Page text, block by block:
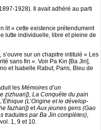
1928). Il avait adhéré au parti
lit « cette existence prétendument
lutte individuelle, libre et pleine de
sur un chapitre intitulé « Les
sans fin ». Voir Pa Kin [Ba Jin],
et Isabelle Rabut, Paris, Bleu de
les Mémoires d’un
zizhuan]), La Conquête du pain
(L’Origine et le dévelop-
fazhan]) etAux jeunes gens (Gao
traduites par Ba Jin complètes),
1, 9 et 10.